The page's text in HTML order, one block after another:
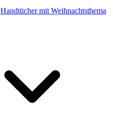
Handtücher mit Weihnachtsthema